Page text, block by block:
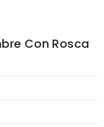
Con Rosca